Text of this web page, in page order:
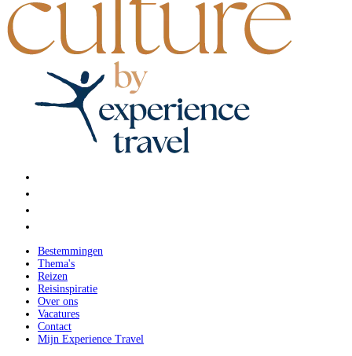
Bestemmingen
Thema's
Reizen
Reisinspiratie
Over ons
Vacatures
Contact
Mijn Experience Travel